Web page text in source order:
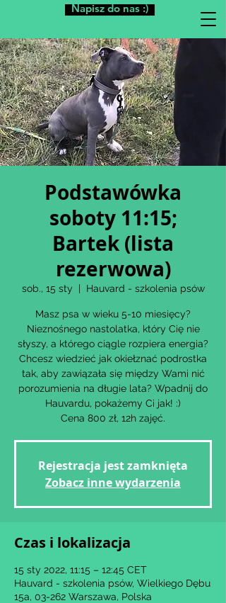
Napisz do nas :)
Podstawówka
soboty 11:15;
Bartek (lista
rezerwowa)
sob., 15 sty
  |
Hauvard - szkolenia psów
Masz psa w wieku 5-10 miesięcy?
Nieznośnego nastolatka, który Cię nie
słyszy, a którego ciągle rozpiera energia?
Chcesz wiedzieć jak okiełznać podrostka
tak, aby zawiązała się między Wami nić
porozumienia na długie lata? Wpadnij do
Hauvardu, pokażemy Ci jak! :)
Cena 800 zł, 12h zajęć.
Rejestracja jest zamknięta
Zobacz inne wydarzenia
Czas i lokalizacja
15 sty 2022, 11:15 – 12:45 CET
Hauvard - szkolenia psów, Wielkiego Dębu
15a, 03-262 Warszawa, Polska